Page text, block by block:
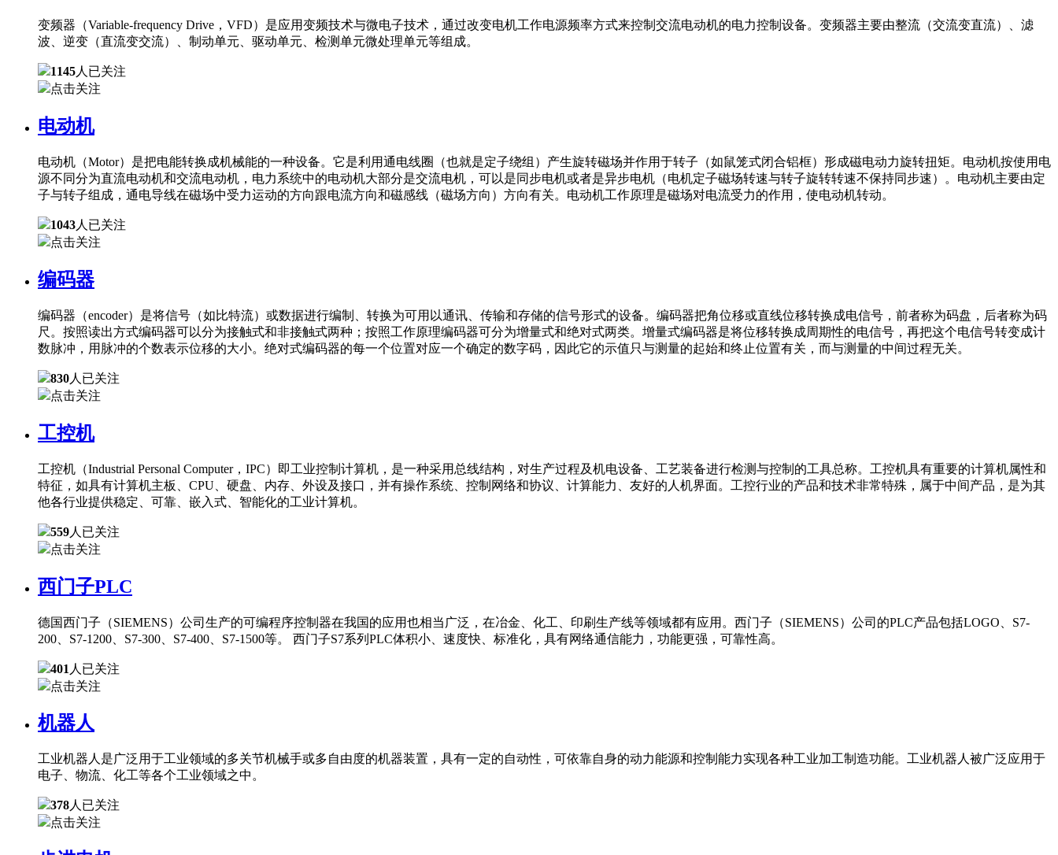
变频器（Variable-frequency Drive，VFD）是应用变频技术与微电子技术，通过改变电机工作电源频率方式来控制交流电动机的电力控制设备。变频器主要由整流（交流变直流）、滤
波、逆变（直流变交流）、制动单元、驱动单元、检测单元微处理单元等组成。
1145人已关注
点击关注
电动机
电动机（Motor）是把电能转换成机械能的一种设备。它是利用通电线圈（也就是定子绕组）产生旋转磁场并作用于转子（如鼠笼式闭合铝框）形成磁电动力旋转扭矩。电动机按使用电
源不同分为直流电动机和交流电动机，电力系统中的电动机大部分是交流电机，可以是同步电机或者是异步电机（电机定子磁场转速与转子旋转转速不保持同步速）。电动机主要由定
子与转子组成，通电导线在磁场中受力运动的方向跟电流方向和磁感线（磁场方向）方向有关。电动机工作原理是磁场对电流受力的作用，使电动机转动。
1043人已关注
点击关注
编码器
编码器（encoder）是将信号（如比特流）或数据进行编制、转换为可用以通讯、传输和存储的信号形式的设备。编码器把角位移或直线位移转换成电信号，前者称为码盘，后者称为码
尺。按照读出方式编码器可以分为接触式和非接触式两种；按照工作原理编码器可分为增量式和绝对式两类。增量式编码器是将位移转换成周期性的电信号，再把这个电信号转变成计
数脉冲，用脉冲的个数表示位移的大小。绝对式编码器的每一个位置对应一个确定的数字码，因此它的示值只与测量的起始和终止位置有关，而与测量的中间过程无关。
830人已关注
点击关注
工控机
工控机（Industrial Personal Computer，IPC）即工业控制计算机，是一种采用总线结构，对生产过程及机电设备、工艺装备进行检测与控制的工具总称。工控机具有重要的计算机属性和
特征，如具有计算机主板、CPU、硬盘、内存、外设及接口，并有操作系统、控制网络和协议、计算能力、友好的人机界面。工控行业的产品和技术非常特殊，属于中间产品，是为其
他各行业提供稳定、可靠、嵌入式、智能化的工业计算机。
559人已关注
点击关注
西门子PLC
德国西门子（SIEMENS）公司生产的可编程序控制器在我国的应用也相当广泛，在冶金、化工、印刷生产线等领域都有应用。西门子（SIEMENS）公司的PLC产品包括LOGO、S7-
200、S7-1200、S7-300、S7-400、S7-1500等。 西门子S7系列PLC体积小、速度快、标准化，具有网络通信能力，功能更强，可靠性高。
401 人已关注
点击关注
机器人
工业机器人是广泛用于工业领域的多关节机械手或多自由度的机器装置，具有一定的自动性，可依靠自身的动力能源和控制能力实现各种工业加工制造功能。工业机器人被广泛应用于
电子、物流、化工等各个工业领域之中。
378人已关注
点击关注